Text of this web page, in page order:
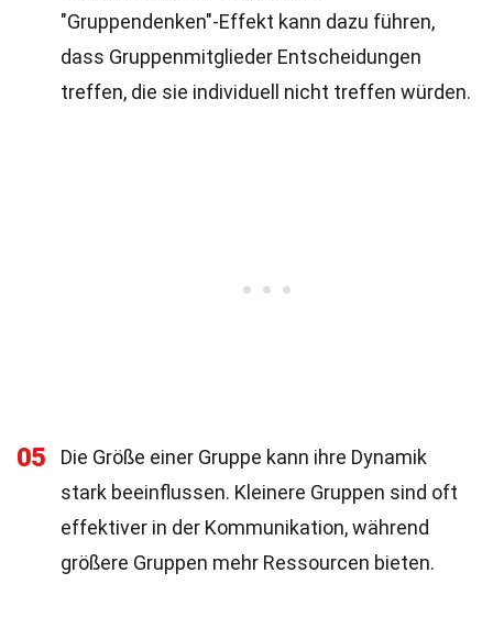
"Gruppendenken"-Effekt kann dazu führen,
dass Gruppenmitglieder Entscheidungen
treffen, die sie individuell nicht treffen würden.
05
Die Größe einer Gruppe kann ihre Dynamik
stark beeinflussen. Kleinere Gruppen sind oft
effektiver in der Kommunikation, während
größere Gruppen mehr Ressourcen bieten.